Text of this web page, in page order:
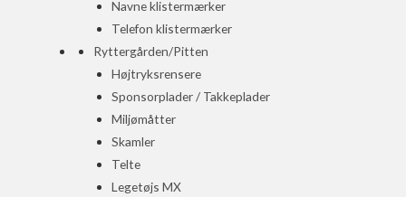
Navne klistermærker
Telefon klistermærker
Ryttergården/Pitten
Højtryksrensere
Sponsorplader / Takkeplader
Miljømåtter
Skamler
Telte
Legetøjs MX